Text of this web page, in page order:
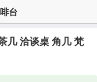
台
|频道列表', '取消');">
几 洽谈桌 角几 梵